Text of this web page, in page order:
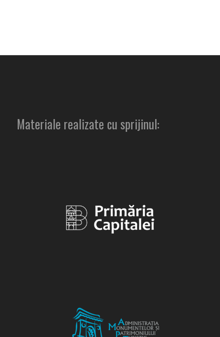
Materiale realizate cu sprijinul: